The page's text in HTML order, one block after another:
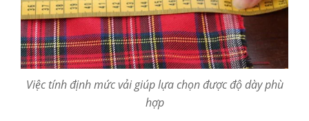
Việc tính định mức vải giúp lựa chọn được độ dày phù
hợp